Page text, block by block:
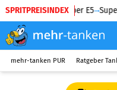
SPRITPREISINDEX
Diesel Super E5
mehr-tanken PUR Ratgeber